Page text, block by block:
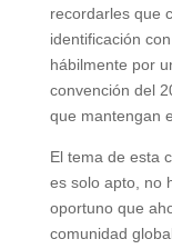
recordarles que
identificación
hábilmente por
convención del
que mantengan
El tema de esta
es solo apto, no
oportuno que
comunidad